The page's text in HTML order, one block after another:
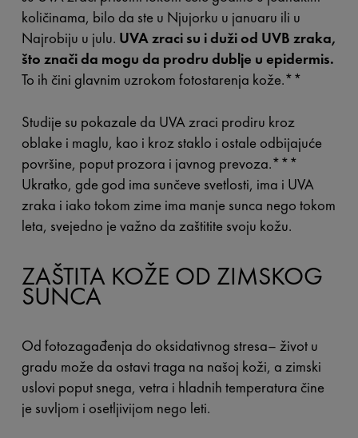
količinama, bilo da ste u Njujorku u januaru ili u
Najrobiju u julu. UVA zraci su i duži od UVB zraka,
što znači da mogu da prodru dublje u epidermis.
To ih čini glavnim uzrokom fotostarenja kože.**
Studije su pokazale da UVA zraci prodiru kroz
oblake i maglu, kao i kroz staklo i ostale odbijajuće
površine, poput prozora i javnog prevoza.***
Ukratko, gde god ima sunčeve svetlosti, ima i UVA
zraka i iako tokom zime ima manje sunca nego tokom
leta, svejedno je važno da zaštitite svoju kožu.
ZAŠTITA KOŽE OD ZIMSKOG
SUNCA
Od fotozagađenja do oksidativnog stresa– život u
gradu može da ostavi traga na našoj koži, a zimski
uslovi poput snega, vetra i hladnih temperatura čine
je suvljom i osetljivijom nego leti.